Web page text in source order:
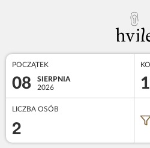
POCZĄTEK
08
SIERPNIA
2026
LICZBA OSÓB
2